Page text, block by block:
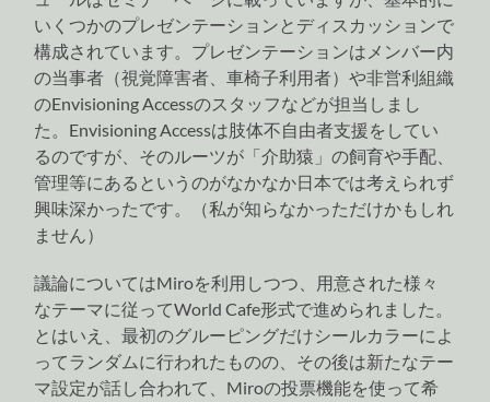
いくつかのプレゼンテーションとディスカッションで
構成されています。プレゼンテーションはメンバー内
の当事者（視覚障害者、車椅子利用者）や非営利組織
のEnvisioning Accessのスタッフなどが担当しまし
た。Envisioning Accessは肢体不自由者支援をしてい
るのですが、そのルーツが「介助猿」の飼育や手配、
管理等にあるというのがなかなか日本では考えられず
興味深かったです。（私が知らなかっただけかもしれ
ません）
議論についてはMiroを利用しつつ、用意された様々
なテーマに従ってWorld Cafe形式で進められました。
とはいえ、最初のグルーピングだけシールカラーによ
ってランダムに行われたものの、その後は新たなテー
マ設定が話し合われて、Miroの投票機能を使って希